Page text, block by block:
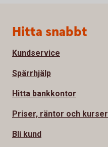
Sidfot
Hitta snabbt
Kundservice
Spärrhjälp
Hitta bankkontor
Priser, räntor och kurser
Bli kund